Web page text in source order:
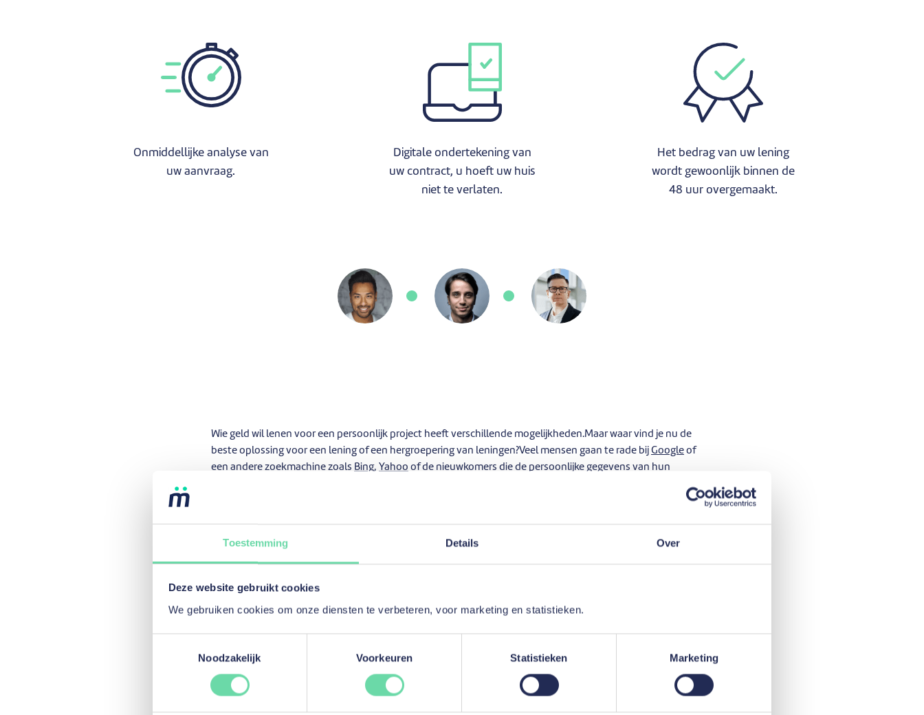
Toestemming Details Over
Deze website gebruikt cookies
We gebruiken cookies om onze diensten te verbeteren, voor marketing en statistieken.
Noodzakelijk
Voorkeuren Statistieken Marketing
Onmiddellijke analyse van
uw aanvraag.
Digitale ondertekening van
uw contract, u hoeft uw huis
niet te verlaten.
Het bedrag van uw lening
wordt gewoonlijk binnen de
48 uur overgemaakt.
Wie geld wil lenen voor een persoonlijk project heeft verschillende mogelijkheden.Maar waar vind je nu de
beste oplossing voor een lening of een hergroepering van leningen?Veel mensen gaan te rade bij Google of
een andere zoekmachine zoals Bing, Yahoo of de nieuwkomers die de persoonlijke gegevens van hun
Kredietvergelijkers
instellingen die in België leningen op afbetaling hebben.De vergelijking tussen de beste aanbiedingen is
lening. Ze verschaft informatie over het jaarlijks kostenpercentage (
totale terug te betalen bedrag.Deze websites zijn zelf geen kredietverstrekkers en beperken zich tot een
oplossing aanbiedt. Het gaat hier dus om een online vergelijking van de aanbiedingen. Daarnaast krijg je ook
advies over de manier van lenen.